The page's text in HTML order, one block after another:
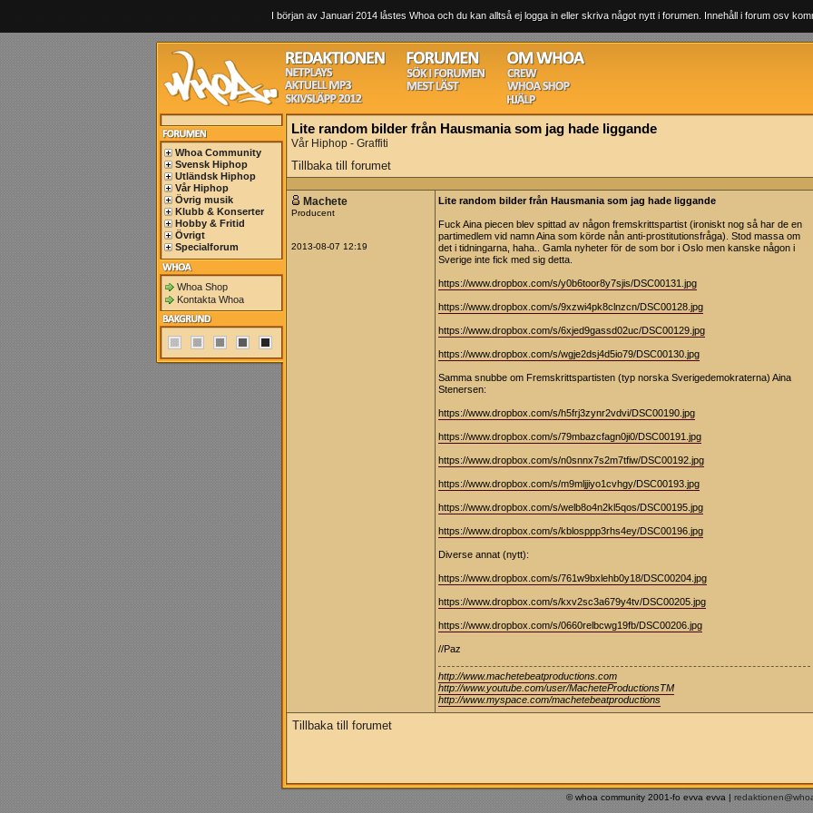
I början av Januari 2014 låstes Whoa och du kan alltså ej logga in eller skriva något nytt i forumen. Innehåll i forum osv
Whoa Community
Svensk Hiphop
Utländsk Hiphop
Vår Hiphop
Övrig musik
Klubb & Konserter
Hobby & Fritid
Övrigt
Specialforum
Whoa Shop
Kontakta Whoa
Lite random bilder från Hausmania som jag hade liggande
Vår Hiphop - Graffiti
Tillbaka till forumet
Machete
Producent
2013-08-07 12:19
Lite random bilder från Hausmania som jag hade liggande
Fuck Aina piecen blev spittad av någon fremskrittspartist (ironiskt nog så har de en
partimedlem vid namn Aina som körde nån anti-prostitutionsfråga). Stod massa om
det i tidningarna, haha.. Gamla nyheter för de som bor i Oslo men kanske någon i
Sverige inte fick med sig detta.
https://www.dropbox.com/s/y0b6toor8y7sjis/DSC00131.jpg
https://www.dropbox.com/s/9xzwi4pk8clnzcn/DSC00128.jpg
https://www.dropbox.com/s/6xjed9gassd02uc/DSC00129.jpg
https://www.dropbox.com/s/wgje2dsj4d5io79/DSC00130.jpg
Samma snubbe om Fremskrittspartisten (typ norska Sverigedemokraterna) Aina
Stenersen:
https://www.dropbox.com/s/h5frj3zynr2vdvi/DSC00190.jpg
https://www.dropbox.com/s/79mbazcfagn0ji0/DSC00191.jpg
https://www.dropbox.com/s/n0snnx7s2m7tfiw/DSC00192.jpg
https://www.dropbox.com/s/m9mljjiyo1cvhgy/DSC00193.jpg
https://www.dropbox.com/s/welb8o4n2kl5qos/DSC00195.jpg
https://www.dropbox.com/s/kblosppp3rhs4ey/DSC00196.jpg
Diverse annat (nytt):
https://www.dropbox.com/s/761w9bxlehb0y18/DSC00204.jpg
https://www.dropbox.com/s/kxv2sc3a679y4tv/DSC00205.jpg
https://www.dropbox.com/s/0660relbcwg19fb/DSC00206.jpg
//Paz
http://www.machetebeatproductions.com
http://www.youtube.com/user/MacheteProductionsTM
http://www.myspace.com/machetebeatproductions
Tillbaka till forumet
© whoa community 2001-fo evva evva |